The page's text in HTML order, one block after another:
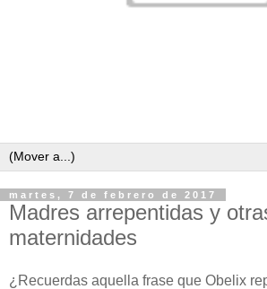
martes, 7 de febrero de 2017
Madres arrepentidas y
maternidades
¿Recuerdas aquella frase que Obelix